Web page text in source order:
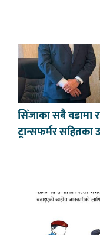
सिँजाका सबै वडामा
ट्रान्सफर्मर